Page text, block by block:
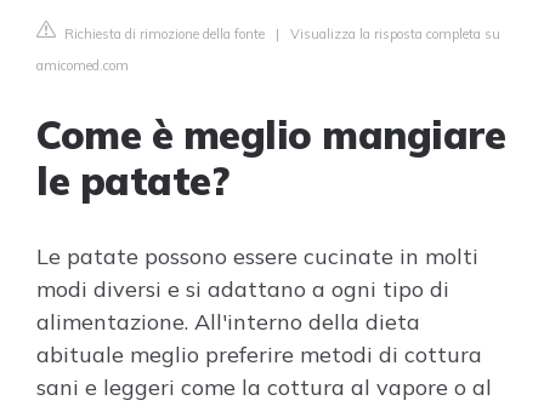
Richiesta di rimozione della fonte | Visualizza la risposta completa su
amicomed.com
Come è meglio mangiare
le patate?
Le patate possono essere cucinate in molti
modi diversi e si adattano a ogni tipo di
alimentazione. All'interno della dieta
abituale meglio preferire metodi di cottura
sani e leggeri come la cottura al vapore o al